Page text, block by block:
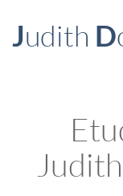
Judith D
Judith